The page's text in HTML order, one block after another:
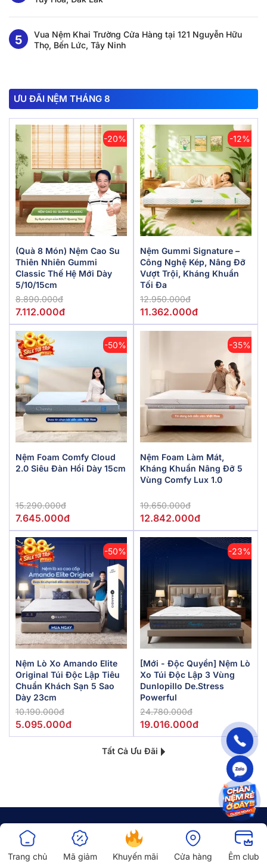
Vua Nệm Khai Trường Cửa Hàng tại 121 Nguyễn Hữu
Thọ, Bến Lức, Tây Ninh
ƯU ĐÃI NỆM THÁNG 8
-20%
(Quà 8 Món) Nệm Cao Su
Thiên Nhiên Gummi
Classic Thế Hệ Mới Dày
5/10/15cm
8.890.000đ
7.112.000đ
-12%
Nệm Gummi Signature –
Công Nghệ Kép, Nâng Đỡ
Vượt Trội, Kháng Khuẩn
Tối Đa
12.950.000đ
11.362.000đ
-50%
Nệm Foam Comfy Cloud
2.0 Siêu Đàn Hồi Dày 15cm
15.290.000đ
7.645.000đ
-35%
Nệm Foam Làm Mát,
Kháng Khuẩn Nâng Đỡ 5
Vùng Comfy Lux 1.0
19.650.000đ
12.842.000đ
-50%
Nệm Lò Xo Amando Elite
Original Túi Độc Lập Tiêu
Chuẩn Khách Sạn 5 Sao
Dày 23cm
10.190.000đ
5.095.000đ
-23%
[Mới - Độc Quyền] Nệm Lò
Xo Túi Độc Lập 3 Vùng
Dunlopillo De.Stress
Powerful
24.780.000đ
19.016.000đ
Tất Cả Ưu Đãi
Trang chủ Mã giảm Khuyến mãi Cửa hàng Êm club